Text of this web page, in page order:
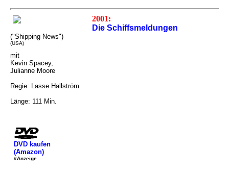
2001:
Die Schiffsmeldungen
("Shipping News")
(USA)
mit
Kevin Spacey,
Julianne Moore
Regie: Lasse Hallström
Länge: 111 Min.
DVD kaufen
(Amazon)
#Anzeige